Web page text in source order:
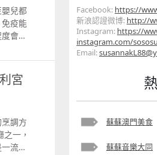
氣氛
酒單
了一
牙花
炸馬
特別
鱈魚
的芝
葡
，味
兒都
疫能
會因
，所
所不
經過
出產
大小
類皮
膚敏
宮
調方
一，
流
Facebook: https://
新浪認證微博: http://
Instagram: https://
instagram.com/
Email:
蘇蘇澳門美食
蘇蘇音樂大同